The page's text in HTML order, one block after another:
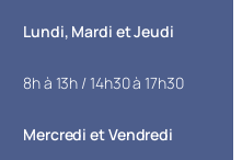
Lundi, Mardi et Jeudi
8h à 13h / 14h30 à 17h30
Mercredi et Vendredi